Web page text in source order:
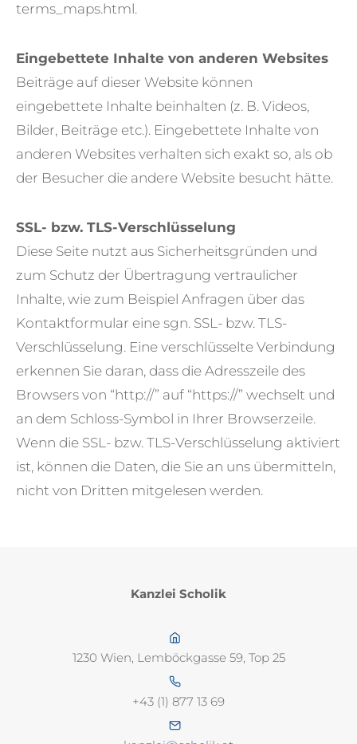
terms_maps.html.
Eingebettete Inhalte von anderen Websites
Beiträge auf dieser Website können
eingebettete Inhalte beinhalten (z. B. Videos,
Bilder, Beiträge etc.). Eingebettete Inhalte von
anderen Websites verhalten sich exakt so, als ob
der Besucher die andere Website besucht hätte.
SSL- bzw. TLS-Verschlüsselung
Diese Seite nutzt aus Sicherheitsgründen und
zum Schutz der Übertragung vertraulicher
Inhalte, wie zum Beispiel Anfragen über das
Kontaktformular eine sgn. SSL- bzw. TLS-
Verschlüsselung. Eine verschlüsselte Verbindung
erkennen Sie daran, dass die Adresszeile des
Browsers von “http://” auf “https://” wechselt und
an dem Schloss-Symbol in Ihrer Browserzeile.
Wenn die SSL- bzw. TLS-Verschlüsselung aktiviert
ist, können die Daten, die Sie an uns übermitteln,
nicht von Dritten mitgelesen werden.
Kanzlei Scholik
1230 Wien, Lemböckgasse 59, Top 25
+43 (1) 877 13 69